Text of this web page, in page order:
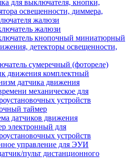
для выключателя, кнопки,
освещенности, диммера,
жалюзи
жалюзи
кнопочный миниатюрный
детекторы освещенности,
сумеречный (фотореле)
движения комплектный
датчика движения
механическое для
устройств
таймер
датчиков движения
электронный для
устройств
управление для ЭУИ
пульт дистанционного